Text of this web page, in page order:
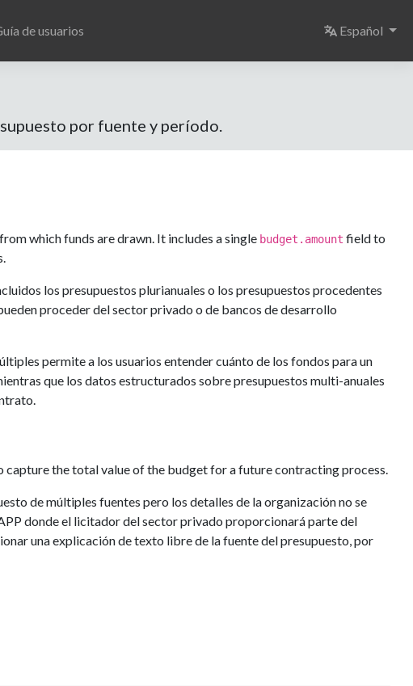
de usuarios Select
Español
por fuente y período.
which funds are drawn. It includes a single budget.amount field to
los presupuestos plurianuales o los presupuestos procedentes
proceder del sector privado o de bancos de desarrollo
permite a los usuarios entender cuánto de los fondos para un
que los datos estructurados sobre presupuestos multi-anuales
capture the total value of the budget for a future contracting process.
de múltiples fuentes pero los detalles de la organización no se
donde el licitador del sector privado proporcionará parte del
una explicación de texto libre de la fuente del presupuesto, por